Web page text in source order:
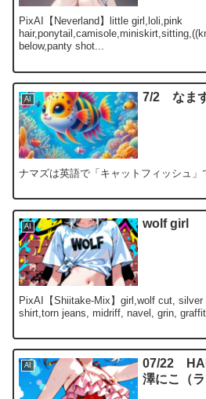
PixAI【Neverland】little girl,loli,pink
below,panty shot...
AI 7/2 なま
ナマズは英語で「キャットフィッシュ」
AI wolf girl
PixAI【Shiitake-Mix】girl,wolf cut, silver
shirt,torn jeans, midriff, navel, grin,
AI
07/22
澤にこ（ラ